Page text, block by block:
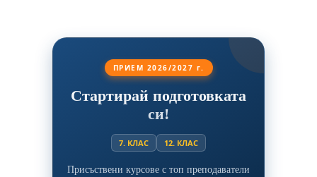
ПРИЕМ 2026/2027 г.
Стартирай подготовката
си!
7. КЛАС 12. КЛАС
Присъствени курсове с топ преподаватели